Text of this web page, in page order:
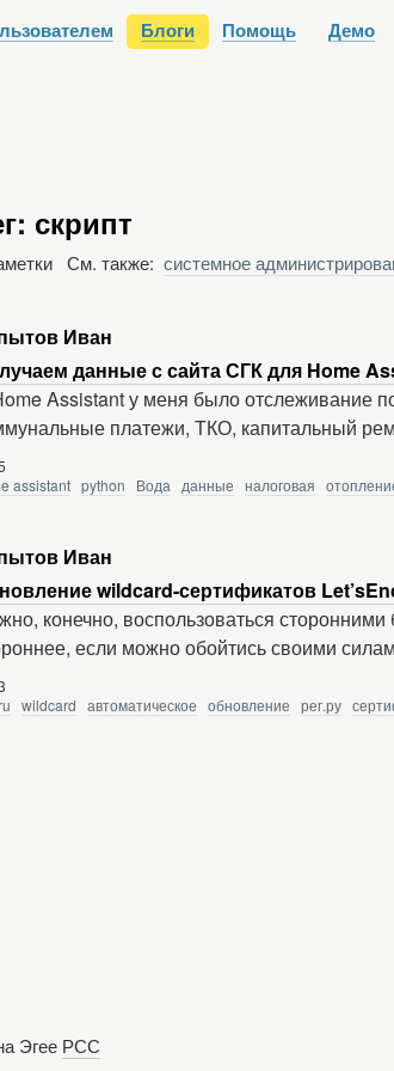
Блоги Помощь Демо
скрипт
См. также: системное
Иван
данные с сайта СГК для Home
Assistant у меня было отслеживание
платежи, ТКО, капитальный
assistant python Вода данные налоговая
Иван
wildcard-сертификатов
конечно, воспользоваться
если можно обойтись своими
wildcard автоматическое обновление рег.ру
Эгее РСС